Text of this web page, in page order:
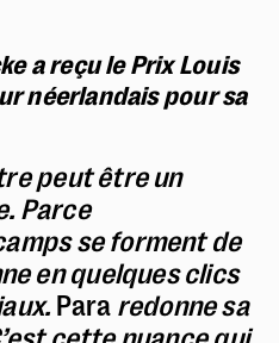
a reçu le Prix Louis
néerlandais pour sa
peut être un
Parce
se forment de
en quelques clics
Para redonne sa